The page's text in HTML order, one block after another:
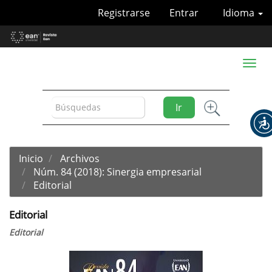
Contenido
principal
Idioma
Registrarse Entrar
Ir
Toggle
Inicio
Archivos
Núm. 84 (2018): Sinergia empresarial
Editorial
Editorial
Editorial